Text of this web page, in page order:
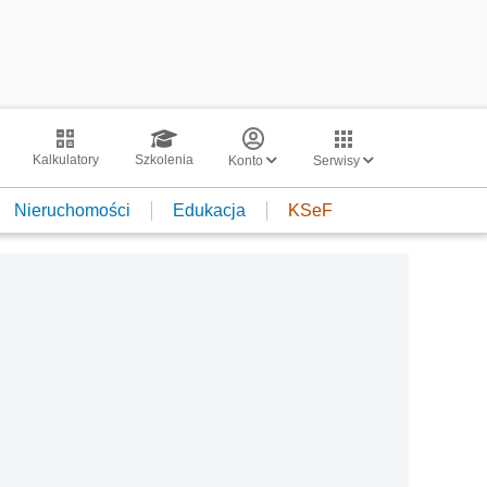
Kalkulatory Szkolenia Konto Serwisy
Nieruchomości Edukacja KSeF